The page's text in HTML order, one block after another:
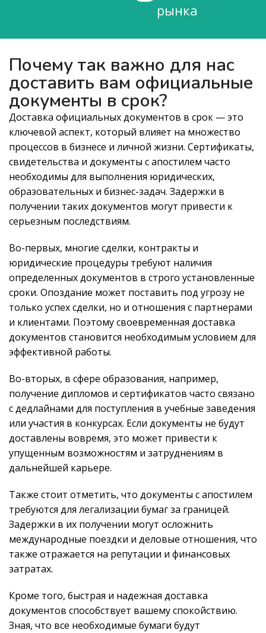
рынка
Почему так важно для нас
доставить вам официальные
документы в срок?
Доставка официальных документов в срок — это
ключевой аспект, который влияет на множество
процессов в бизнесе и личной жизни. Сертификаты,
свидетельства и документы с апостилем часто
необходимы для выполнения юридических,
образовательных и бизнес-задач. Задержки в
получении таких документов могут привести к
серьезным последствиям.
Во-первых, многие сделки, контракты и
юридические процедуры требуют наличия
определенных документов в строго установленные
сроки. Опоздание может поставить под угрозу не
только успех сделки, но и отношения с партнерами
и клиентами. Поэтому своевременная доставка
документов становится необходимым условием для
эффективной работы.
Во-вторых, в сфере образования, например,
получение дипломов и сертификатов часто связано
с дедлайнами для поступления в учебные заведения
или участия в конкурсах. Если документы не будут
доставлены вовремя, это может привести к
упущенным возможностям и затруднениям в
дальнейшей карьере.
Также стоит отметить, что документы с апостилем
требуются для легализации бумаг за границей.
Задержки в их получении могут осложнить
международные поездки и деловые отношения, что
также отражается на репутации и финансовых
затратах.
Кроме того, быстрая и надежная доставка
документов способствует вашему спокойствию.
Зная, что все необходимые бумаги будут